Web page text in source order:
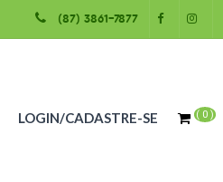
(87) 3861-7877
LOGIN/CADASTRE-SE ( 0 )